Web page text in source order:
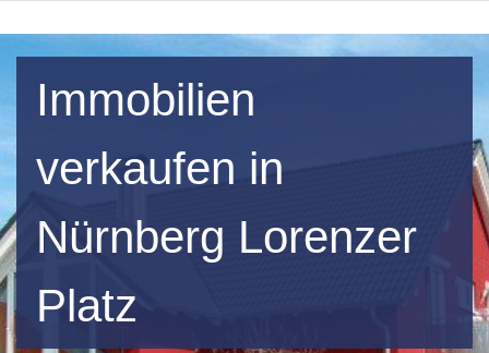
Immobilien
verkaufen in
Nürnberg Lorenzer
Platz